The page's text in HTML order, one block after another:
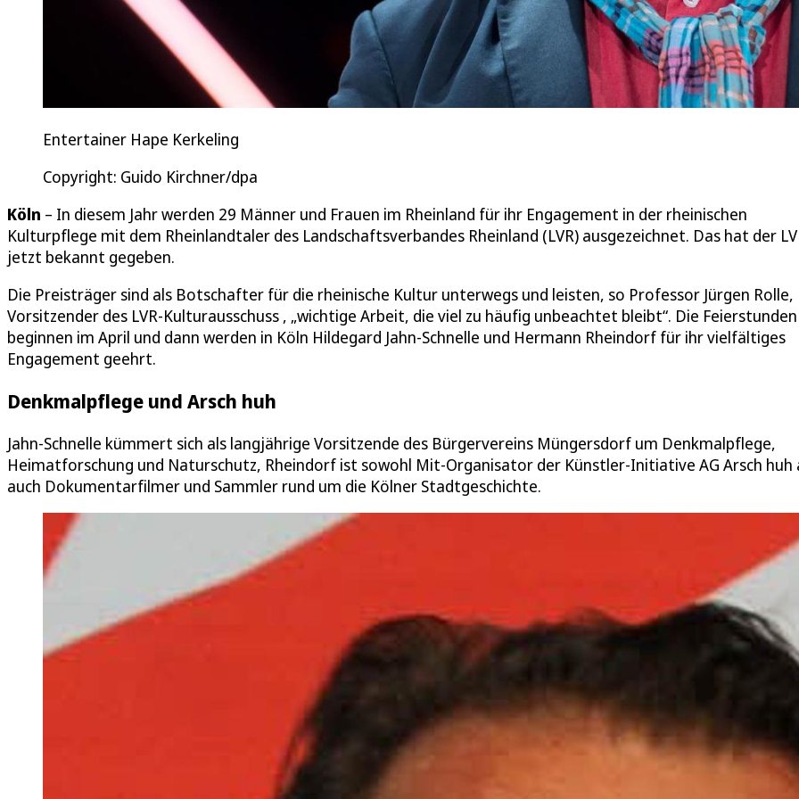
Entertainer Hape Kerkeling
Copyright: Guido Kirchner/dpa
Köln – In diesem Jahr werden 29 Männer und Frauen im Rheinland für ihr Engagement in der rheinischen
Kulturpflege mit dem Rheinlandtaler des Landschaftsverbandes Rheinland (LVR) ausgezeichnet. Das hat der
jetzt bekannt gegeben.
Die Preisträger sind als Botschafter für die rheinische Kultur unterwegs und leisten, so Professor Jürgen Rolle,
Vorsitzender des LVR-Kulturausschuss , „wichtige Arbeit, die viel zu häufig unbeachtet bleibt“. Die Feierstunden
beginnen im April und dann werden in Köln Hildegard Jahn-Schnelle und Hermann Rheindorf für ihr vielfältiges
Engagement geehrt.
Denkmalpflege und Arsch huh
Jahn-Schnelle kümmert sich als langjährige Vorsitzende des Bürgervereins Müngersdorf um Denkmalpflege,
Heimatforschung und Naturschutz, Rheindorf ist sowohl Mit-Organisator der Künstler-Initiative AG Arsch huh
auch Dokumentarfilmer und Sammler rund um die Kölner Stadtgeschichte.